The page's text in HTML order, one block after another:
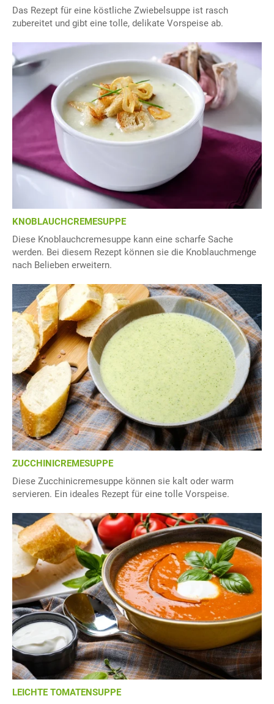
Das Rezept für eine köstliche Zwiebelsuppe ist rasch
zubereitet und gibt eine tolle, delikate Vorspeise ab.
KNOBLAUCHCREMESUPPE
Diese Knoblauchcremesuppe kann eine scharfe Sache
werden. Bei diesem Rezept können sie die Knoblauchmenge
nach Belieben erweitern.
ZUCCHINICREMESUPPE
Diese Zucchinicremesuppe können sie kalt oder warm
servieren. Ein ideales Rezept für eine tolle Vorspeise.
LEICHTE TOMATENSUPPE